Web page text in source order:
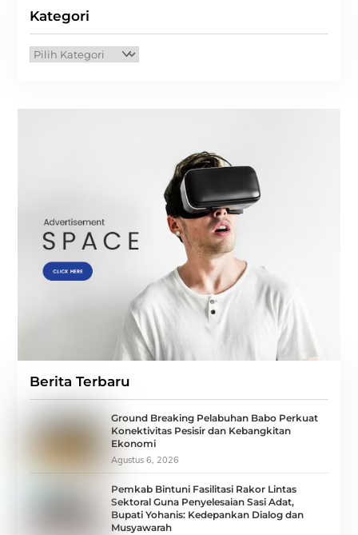
Kategori
Kategori
Berita Terbaru
Ground Breaking Pelabuhan Babo Perkuat
Konektivitas Pesisir dan Kebangkitan
Ekonomi
Agustus 6, 2026
Pemkab Bintuni Fasilitasi Rakor Lintas
Sektoral Guna Penyelesaian Sasi Adat,
Bupati Yohanis: Kedepankan Dialog dan
Musyawarah